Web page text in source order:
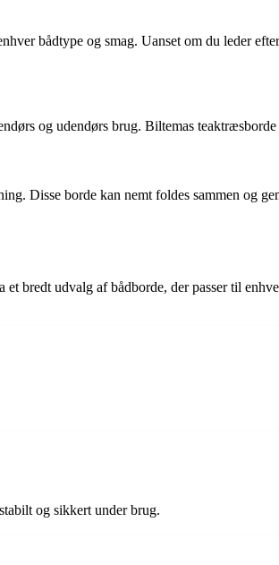
bådtype og smag. Uanset om du leder
og udendørs brug. Biltemas
Disse borde kan nemt foldes sammen og
bredt udvalg af bådborde, der passer til
og sikkert under brug.